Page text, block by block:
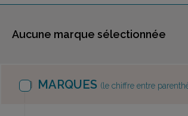
Aucune marque sélectionnée
MARQUES (le chiffre entre